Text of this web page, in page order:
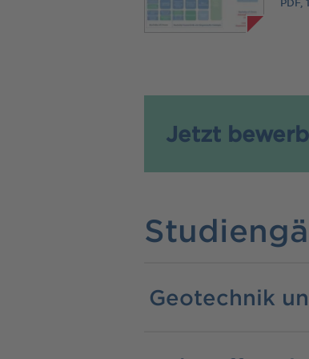
Jetzt
Geotechnik